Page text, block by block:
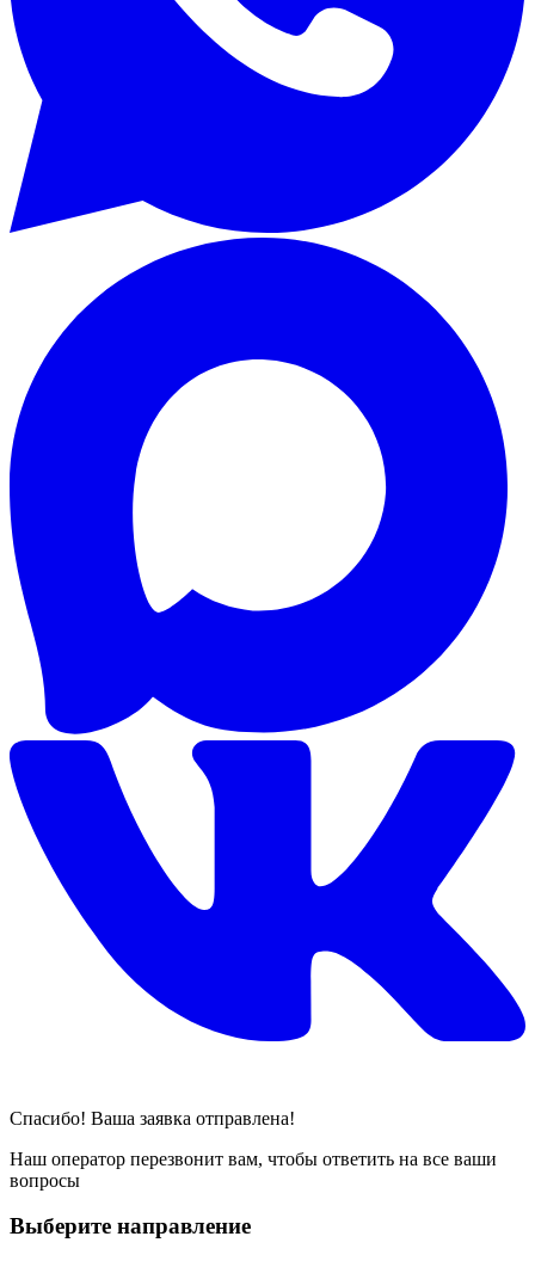
Спасибо! Ваша заявка отправлена!
Наш оператор перезвонит вам, чтобы ответить на все ваши
вопросы
Выберите направление